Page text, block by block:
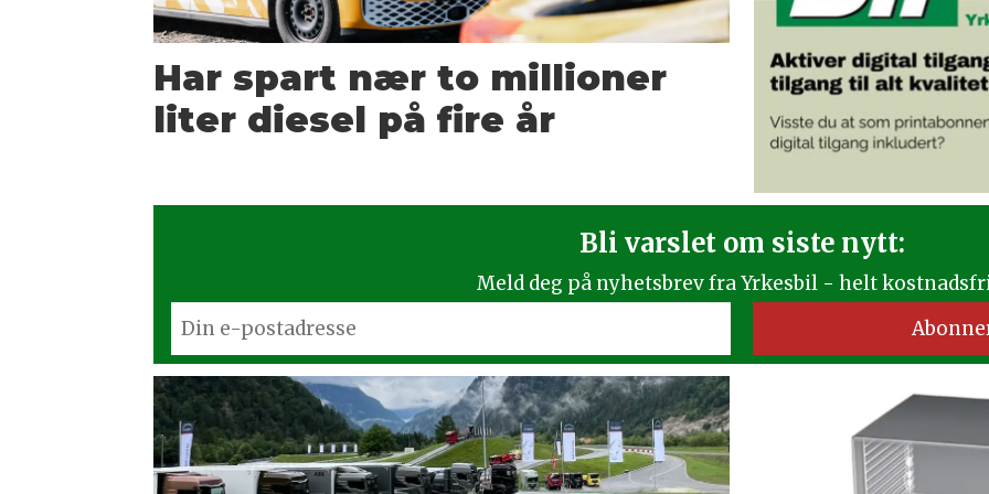
Har spart nær to millioner
liter diesel på fire år
Bli varslet om siste nytt:
Meld deg på nyhetsbrev fra Yrkesbil - helt